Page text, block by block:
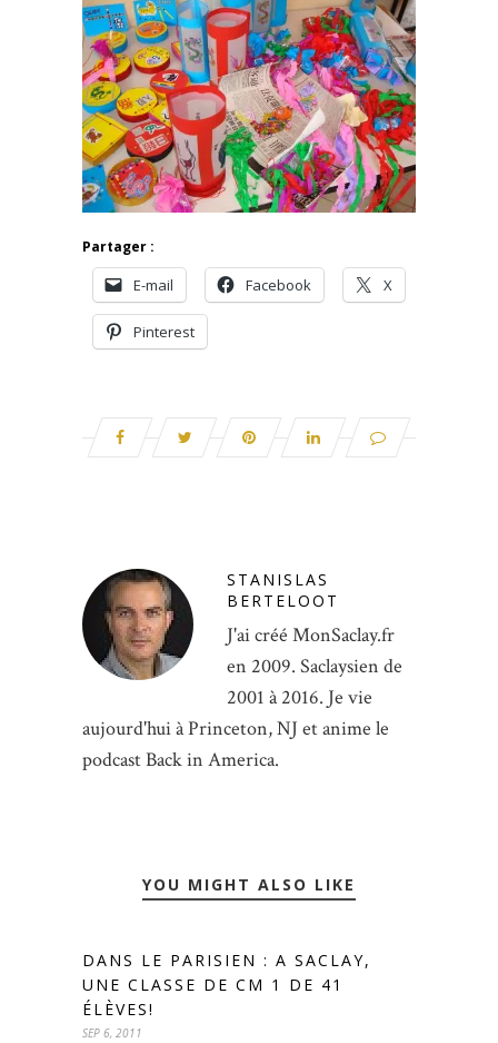
Partager :
E-mail Facebook X
Pinterest
STANISLAS
BERTELOOT
J'ai créé MonSaclay.fr
en 2009. Saclaysien de
2001 à 2016. Je vie
aujourd'hui à Princeton, NJ et anime le
podcast Back in America.
YOU MIGHT ALSO LIKE
DANS LE PARISIEN : A SACLAY,
UNE CLASSE DE CM 1 DE 41
ÉLÈVES!
SEP 6, 2011